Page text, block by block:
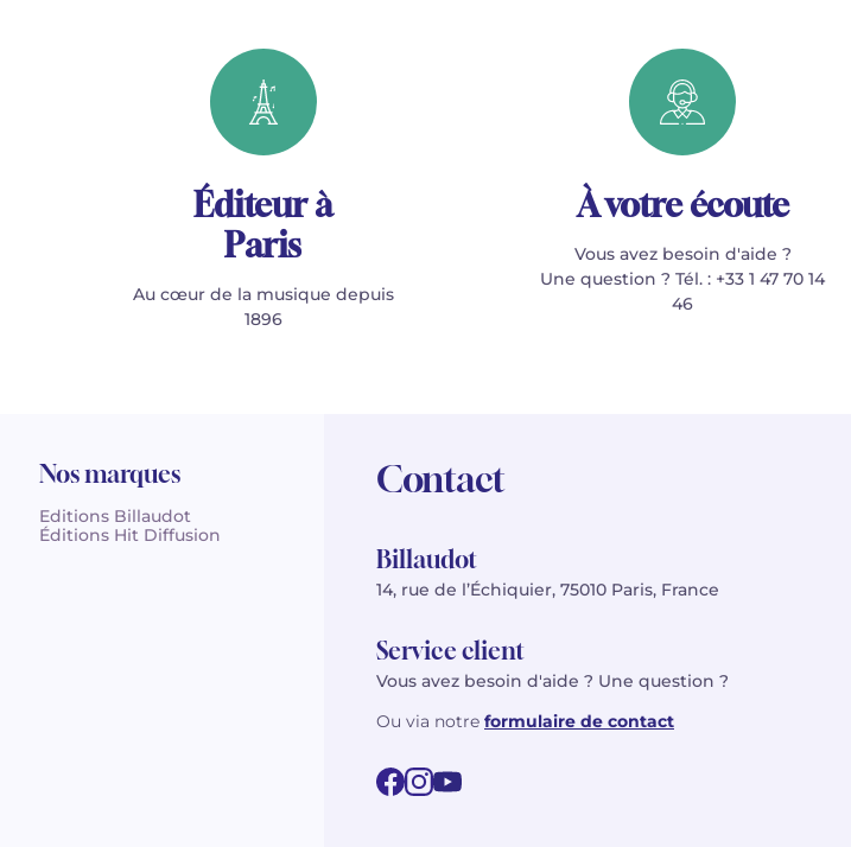
Éditeur à
Paris
Au cœur de la musique depuis
1896
À votre écoute
Vous avez besoin d'aide ?
Une question ? Tél. : +33 1 47 70 14
46
Nos marques
Editions Billaudot
Éditions Hit Diffusion
Contact
Billaudot
14, rue de l’Échiquier, 75010 Paris, France
Service client
Vous avez besoin d'aide ? Une question ?
Ou via notre formulaire de contact